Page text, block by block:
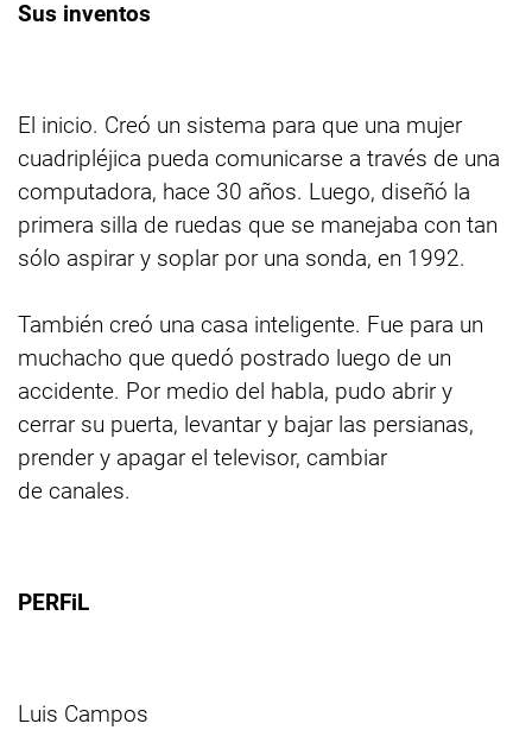
Sus inventos
El inicio. Creó un sistema para que una mujer
cuadripléjica pueda comunicarse a través de una
computadora, hace 30 años. Luego, diseñó la
primera silla de ruedas que se manejaba con tan
sólo aspirar y soplar por una sonda, en 1992.
También creó una casa inteligente. Fue para un
muchacho que quedó postrado luego de un
accidente. Por medio del habla, pudo abrir y
cerrar su puerta, levantar y bajar las persianas,
prender y apagar el televisor, cambiar
de canales.
PERFiL
Luis Campos